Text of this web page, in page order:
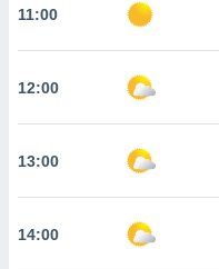
se
o
11:00
12:00
13:00
14:00